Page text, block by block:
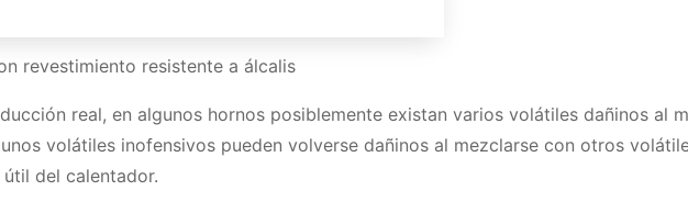
revestimiento resistente a álcalis
real, en algunos hornos posiblemente existan varios volátiles dañinos al
volátiles inofensivos pueden volverse dañinos al mezclarse con otros
del calentador.